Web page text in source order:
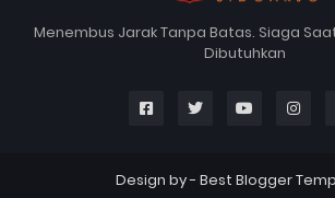
Menembus Jarak Tanpa Batas. Siaga
Dibutuhkan
Design by - Best Blogger